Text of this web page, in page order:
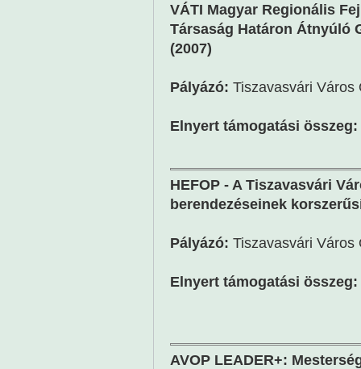
VÁTI Magyar Regionális
Társaság Határon Átnyúló
(2007)
Pályázó: Tiszavasvári Város
Elnyert támogatási összeg:
HEFOP - A Tiszavasvári
berendezéseinek
Pályázó: Tiszavasvári Város
Elnyert támogatási összeg:
AVOP LEADER+: